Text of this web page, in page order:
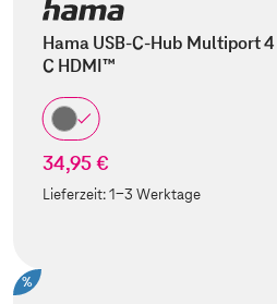
Hama USB-C-Hub Multiport 4
C HDMI™
34,95 €
Lieferzeit:1-3 Werktage
%